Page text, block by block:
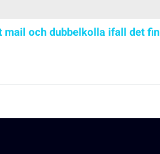
och dubbelkolla ifall det